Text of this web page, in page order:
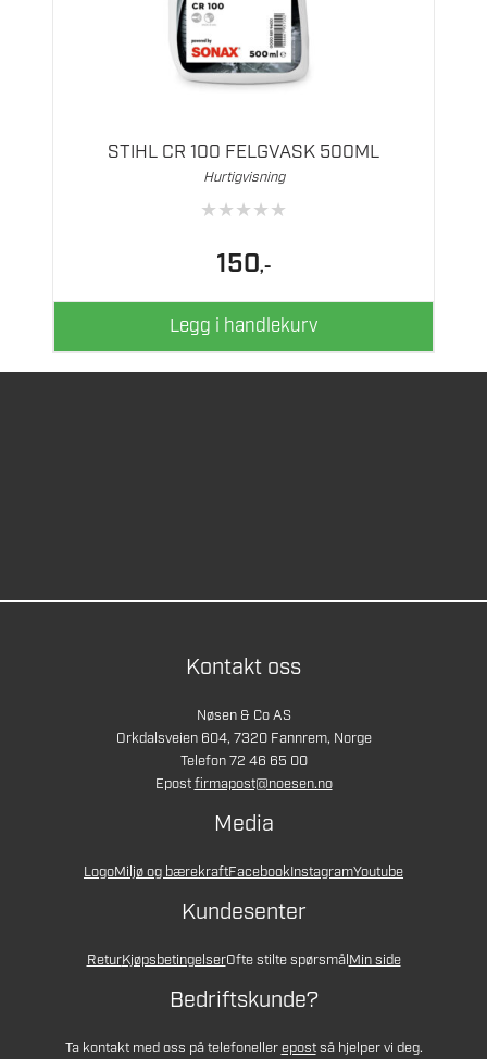
STIHL CR 100 FELGVASK 500ML
Hurtigvisning
★★★★★
150,-
Legg i handlekurv
Kontakt oss
Nøsen & Co AS
Orkdalsveien 604, 7320 Fannrem, Norge
Telefon 72 46 65 00
Epostfirmapost@noesen.no
Media
LogoMiljø og bærekraftFacebookInstagramYoutube
Kundesenter
ReturKjøpsbetingelserOfte stilte spørsmålMin side
Bedriftskunde?
Ta kontakt med oss på telefonellerepostså hjelper vi deg.